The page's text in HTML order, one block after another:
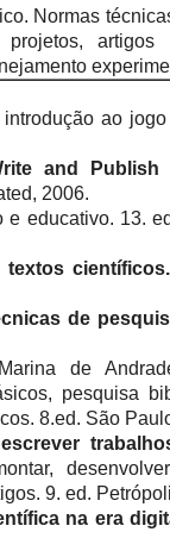
Normas
artigos
introdução ao
and Publish
2006.
e educativo. 13.
textos científicos.
de
de
pesquisa
8.ed. São
9. ed.
na era